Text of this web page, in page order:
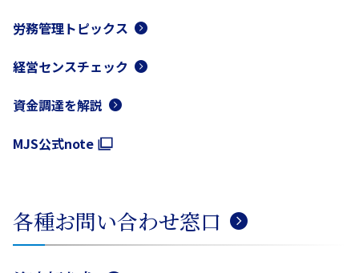
労務管理トピックス
経営センスチェック
資金調達を解説
MJS公式note
各種お問い合わせ窓口